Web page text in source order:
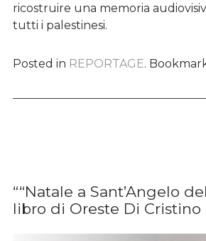
ricostruire una memoria
tutti i palestinesi.
Posted in REPORTAGE.
““Natale a Sant’Angelo
libro di Oreste Di Cristino